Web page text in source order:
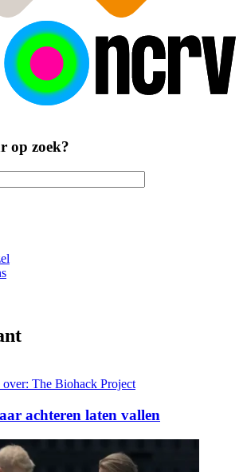
op zoek?
The Biohack Project
achteren laten vallen